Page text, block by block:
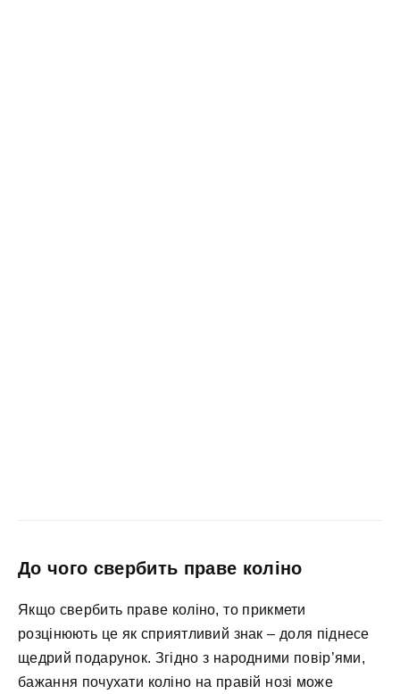
До чого свербить праве коліно
Якщо свербить праве коліно, то прикмети
розцінюють це як сприятливий знак – доля піднесе
щедрий подарунок. Згідно з народними повір’ями,
бажання почухати коліно на правій нозі може